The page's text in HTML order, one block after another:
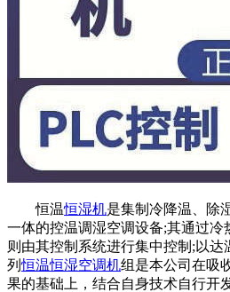
恒温恒湿机是集制冷降温、除
一体的控温调湿空调设备;其通过冷
则由其控制系统进行集中控制;以
列恒温恒湿空调机组是本公司在吸
果的基础上，结合自身技术自行开